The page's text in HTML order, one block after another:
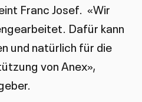
Franc Josef. «Wir
Dafür kann
und natürlich für die
von Anex»,